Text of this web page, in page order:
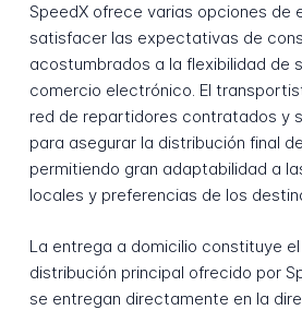
SpeedX ofrece varias opciones de
satisfacer las expectativas de
acostumbrados a la flexibilidad de
comercio electrónico. El
red de repartidores contratados y
para asegurar la distribución final
permitiendo gran adaptabilidad a
locales y preferencias de los
La entrega a domicilio constituye
distribución principal ofrecido por
se entregan directamente en la